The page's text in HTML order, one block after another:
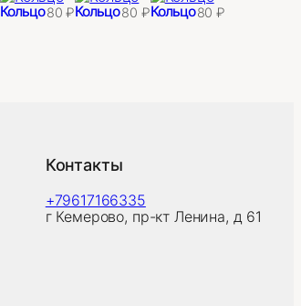
Кольцо80₽Кольцо80 ₽Кольцо80₽
Контакты
+79617166335
г Кемерово, пр-кт Ленина, д 61